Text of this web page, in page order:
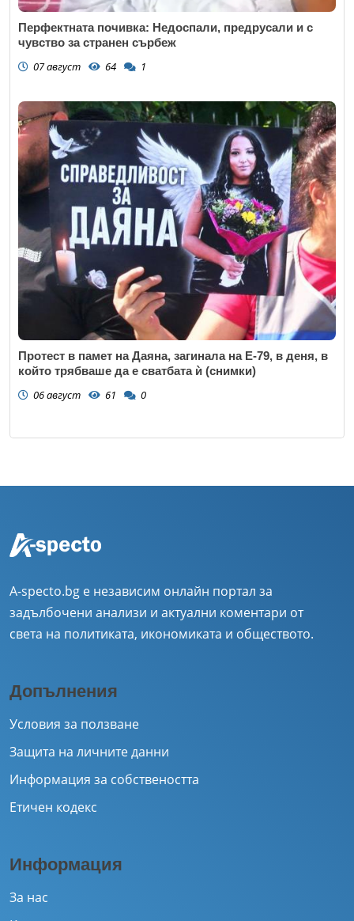
Перфектната почивка: Недоспали, предрусали и с
чувство за странен сърбеж
07 август 64 1
Протест в памет на Даяна, загинала на Е-79, в деня, в
който трябваше да е сватбата ѝ (снимки)
06 август 61 0
A-specto.bg е независим онлайн портал за
задълбочени анализи и актуални коментари от
света на политиката, икономиката и обществото.
Допълнения
Условия за ползване
Защита на личните данни
Информация за собствеността
Етичен кодекс
Информация
За нас